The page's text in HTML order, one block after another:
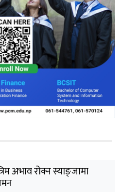
अभाव रोक्न स्याङ्जामा